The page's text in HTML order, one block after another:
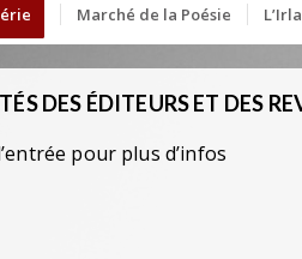
Marché de la Poésie
DES ÉDITEURS ET DES
pour plus d’infos